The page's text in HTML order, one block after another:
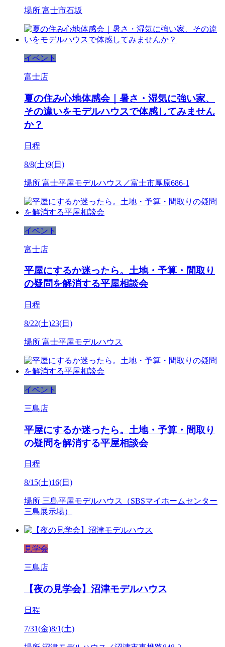
場所 富士市石坂
イベント
富士店
夏の住み心地体感会｜暑さ・湿気に強い家、
その違いをモデルハウスで体感してみません
か？
日程
8/8(土)9(日)
場所 富士平屋モデルハウス／富士市厚原686-1
イベント
富士店
平屋にするか迷ったら。土地・予算・間取り
の疑問を解消する平屋相談会
日程
8/22(土)23(日)
場所 富士平屋モデルハウス
イベント
三島店
平屋にするか迷ったら。土地・予算・間取り
の疑問を解消する平屋相談会
日程
8/15(土)16(日)
場所 三島平屋モデルハウス（SBSマイホームセンター
三島展示場）
見学会
三島店
【夜の見学会】沼津モデルハウス
日程
7/31(金)8/1(土)